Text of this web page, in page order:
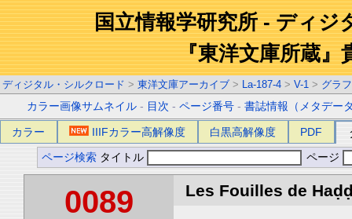
国立情報学研究所 - ディジ
『東洋文庫所蔵』
ディジタル・シルクロード > 東洋文庫アーカイブ > La-187-4 > V-1 > グラ
カラー画像サムネイル - 目次 -ページ番号 -書誌情報（メタデー
カラー IIIFカラー高解像度 白黒高解像度 PDF
ページ検索 タイトル ページ
0089 Les Fouilles de